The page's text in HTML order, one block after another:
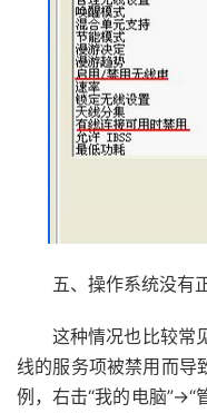
五、操作系统没有
这种情况也比较常见
线的服务项被禁用而导
例，右击“我的电脑”→“